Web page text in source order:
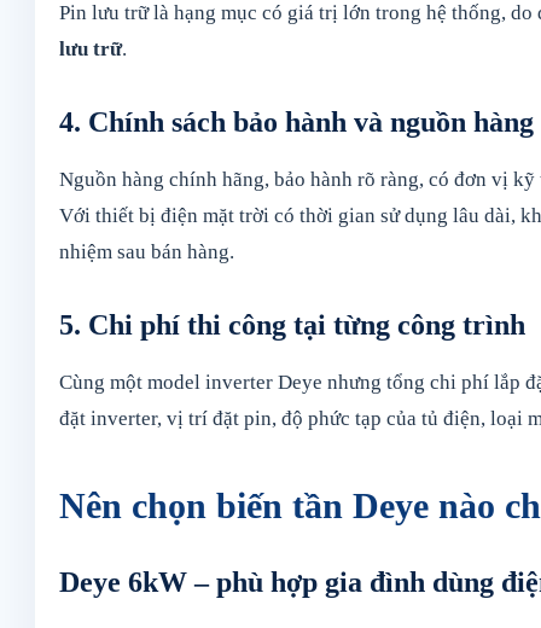
Pin lưu trữ là hạng mục có giá trị lớn trong hệ thống,
lưu trữ.
4. Chính sách bảo hành và nguồn hàng
Nguồn hàng chính hãng, bảo hành rõ ràng, có đơn vị
Với thiết bị điện mặt trời có thời gian sử dụng lâu dài,
nhiệm sau bán hàng.
5. Chi phí thi công tại từng công trình
Cùng một model inverter Deye nhưng tổng chi phí lắp
đặt inverter, vị trí đặt pin, độ phức tạp của tủ điện, loại
Nên chọn biến tần Deye nào
Deye 6kW – phù hợp gia đình dùng